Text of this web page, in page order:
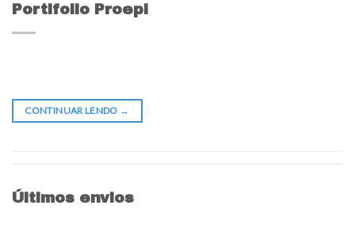
Portifolio Proepi
CONTINUAR LENDO →
Últimos envios